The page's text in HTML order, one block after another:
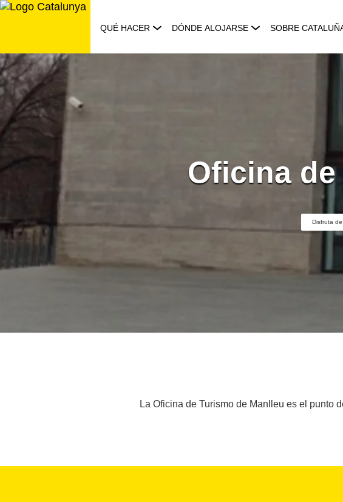
Saltar
QUÉ HACER DÓNDE ALOJARSE SOBRE
Oficina
Disfruta
La Oficina de Turismo de Manlleu es el punto